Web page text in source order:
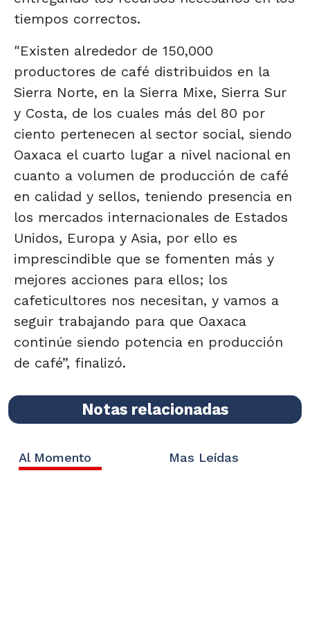
tiempos correctos.
"Existen alrededor de 150,000
productores de café distribuidos en la
Sierra Norte, en la Sierra Mixe, Sierra Sur
y Costa, de los cuales más del 80 por
ciento pertenecen al sector social, siendo
Oaxaca el cuarto lugar a nivel nacional en
cuanto a volumen de producción de café
en calidad y sellos, teniendo presencia en
los mercados internacionales de Estados
Unidos, Europa y Asia, por ello es
imprescindible que se fomenten más y
mejores acciones para ellos; los
cafeticultores nos necesitan, y vamos a
seguir trabajando para que Oaxaca
continúe siendo potencia en producción
de café”, finalizó.
Notas relacionadas
Al Momento Mas Leídas